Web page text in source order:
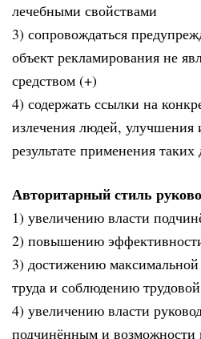
лечебными свойствами
3) сопровождаться
объект рекламирования не
средством (+)
4) содержать ссылки на
излечения людей, улучшения
результате применения таких
Авторитарный стиль
1) увеличению власти
2) повышению
3) достижению максимальной
труда и соблюдению
4) увеличению власти
подчинённым и возможности